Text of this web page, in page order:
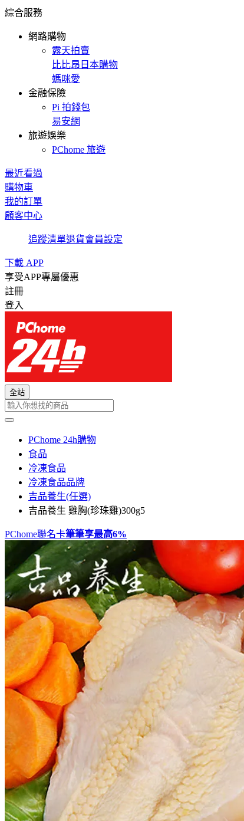
綜合服務
網路購物
露天拍賣
比比昂日本購物
媽咪愛
金融保險
Pi 拍錢包
易安網
旅遊娛樂
PChome 旅遊
最近看過
購物車
我的訂單
顧客中心
追蹤清單退貨會員設定
下載 APP
享受APP專屬優惠
註冊
登入
全站
PChome 24h購物
食品
冷凍食品
冷凍食品品牌
吉品養生(任選)
吉品養生 雞胸(珍珠雞)300g5
PChome聯名卡筆筆享最高6%